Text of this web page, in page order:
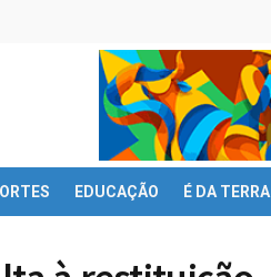
EDUCAÇÃO É DA TERRA